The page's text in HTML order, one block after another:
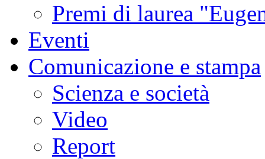
Premi di laurea
Eventi
Comunicazione e stampa
Scienza e società
Video
Report